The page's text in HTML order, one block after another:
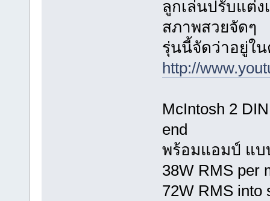
ลูกเล่นปรับแต่
สภาพสวยจัดๆ
รุ่นนี้จัดว่าอยู่ใน
http://
McIntosh 2
end
พร้อมแอมป์ แบ
38W RMS per
72W RMS into